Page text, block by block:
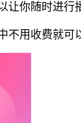
让你随时进行
不用收费就可